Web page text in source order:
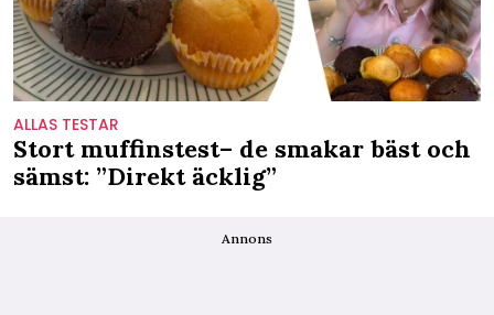
ALLAS TESTAR
Stort muffinstest– de smakar bäst och
sämst: ”Direkt äcklig”
Annons